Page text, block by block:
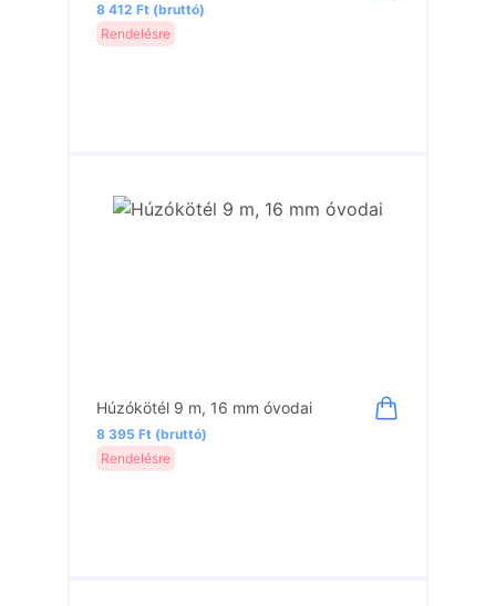
8 412 Ft (bruttó)
Rendelésre
Húzókötél 9 m, 16 mm óvodai
8 395 Ft (bruttó)
Rendelésre